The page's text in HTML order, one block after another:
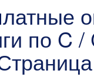
по C /